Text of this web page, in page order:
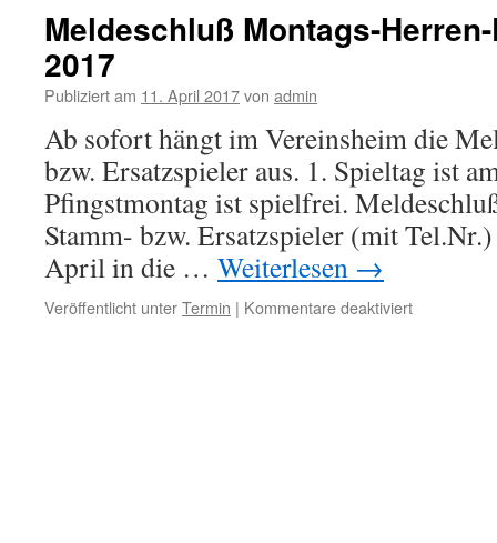
Meldeschluß Montags-
2017
Publiziert am 11. April 2017von admin
Ab sofort hängt im Vereinsheim die
bzw. Ersatzspieler aus. 1. Spieltag ist
Pfingstmontag ist spielfrei.
Stamm- bzw. Ersatzspieler (mit
April in die … Weiterlesen →
Veröffentlicht unterTermin | Kommentare deaktiviert